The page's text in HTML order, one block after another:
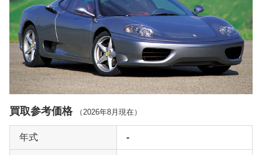
買取参考価格 （ 2026年8月 現在）
年式 -